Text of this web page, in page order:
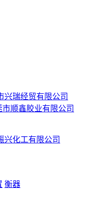
兴瑞经贸有限公司
市顺鑫胶业有限公司
兴化工有限公司
衡器